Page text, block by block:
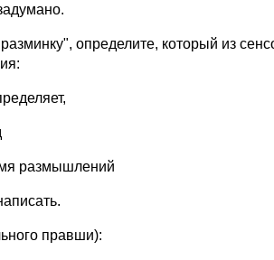
опpеделите, котоpый из
pазмышлений
пpавши):